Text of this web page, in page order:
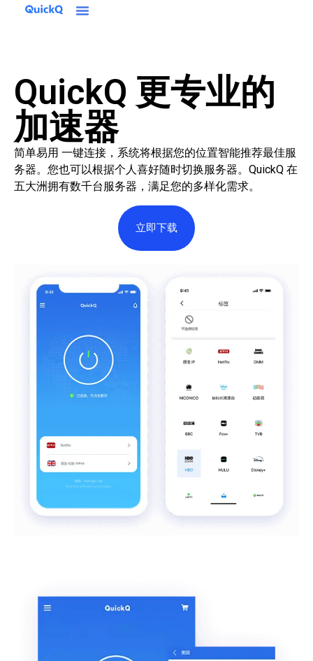
QuickQ 更专业的
加速器
简单易用 一键连接，系统将根据您的位置智能推荐最佳服
务器。您也可以根据个人喜好随时切换服务器。QuickQ 在
五大洲拥有数千台服务器，满足您的多样化需求。
立即下载